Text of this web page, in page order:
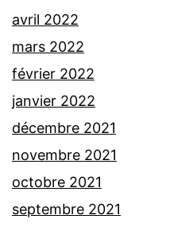
avril 2022
mars 2022
février 2022
janvier 2022
décembre 2021
novembre 2021
octobre 2021
septembre 2021